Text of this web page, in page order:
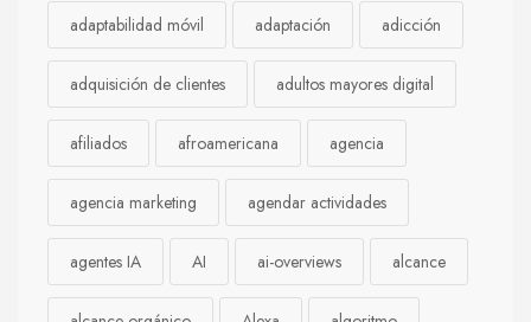
adaptabilidad móvil adaptación adicción
adquisición de clientes adultos mayores digital
afiliados afroamericana agencia
agencia marketing agendar actividades
agentes IA AI ai-overviews alcance